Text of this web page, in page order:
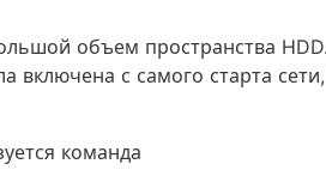
объем пространства HDD.
с самого старта
команда